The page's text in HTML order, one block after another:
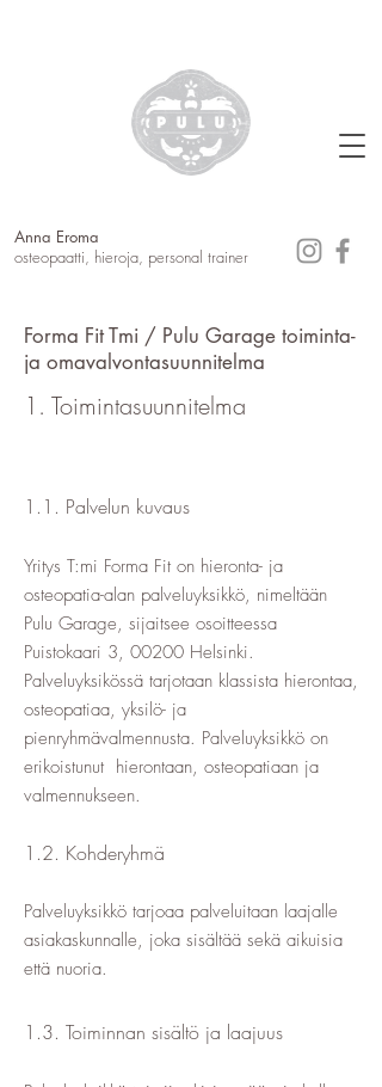
Anna Eroma
osteopaatti, hieroja, personal trainer
Forma Fit Tmi / Pulu Garage toiminta-
ja omavalvontasuunnitelma
1. Toimintasuunnitelma
1.1. Palvelun kuvaus
Yritys T:mi Forma Fit on hieronta- ja
osteopatia-alan palveluyksikkö, nimeltään
Pulu Garage, sijaitsee osoitteessa
Puistokaari 3, 00200 Helsinki.
Palveluyksikössä tarjotaan klassista hierontaa,
osteopatiaa, yksilö- ja
pienryhmävalmennusta. Palveluyksikkö on
erikoistunut hierontaan, osteopatiaan ja
valmennukseen.
1.2. Kohderyhmä
Palveluyksikkö tarjoaa palveluitaan laajalle
asiakaskunnalle, joka sisältää sekä aikuisia
että nuoria.
1.3. Toiminnan sisältö ja laajuus